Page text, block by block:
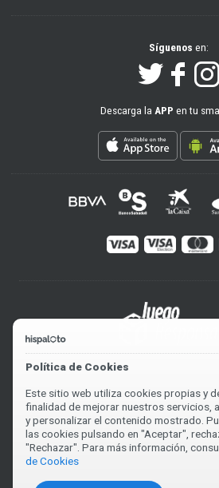
Síguenos en:
Descarga la APP en tu
Política de Cookies
Este sitio web utiliza cookies propias y
finalidad de mejorar nuestros servicios,
y personalizar el contenido mostrado.
las cookies pulsando en "Aceptar",
"Rechazar". Para más información,
de Cookies